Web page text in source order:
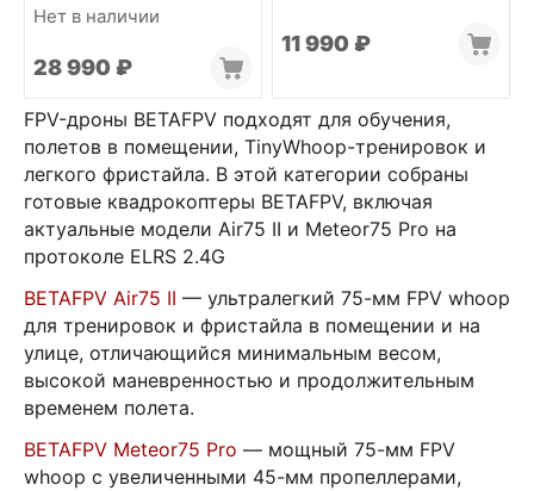
FPV-дроны BETAFPV подходят для обучения,
полетов в помещении, TinyWhoop-тренировок и
легкого фристайла. В этой категории собраны
готовые квадрокоптеры BETAFPV, включая
актуальные модели Air75 II и Meteor75 Pro на
протоколе ELRS 2.4G
BETAFPV Air75 II — ультралегкий 75-мм FPV whoop
для тренировок и фристайла в помещении и на
улице, отличающийся минимальным весом,
высокой маневренностью и продолжительным
временем полета.
BETAFPV Meteor75 Pro — мощный 75-мм FPV
whoop с увеличенными 45-мм пропеллерами,
Нет в наличии
28 990 ₽
11 990 ₽